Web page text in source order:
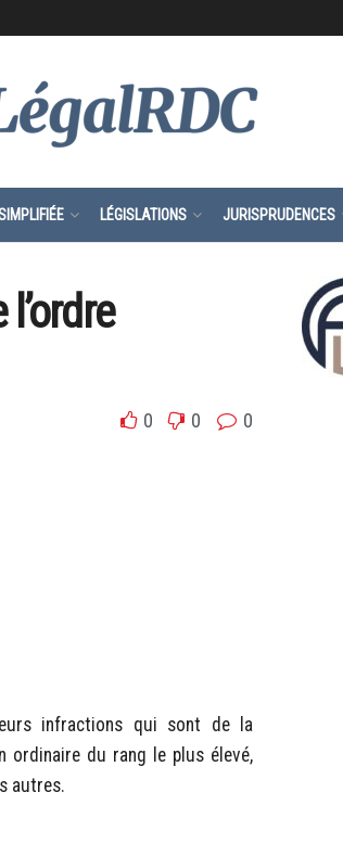
LÉGISLATIONS JURISPRUDENCES
0 0 0
infractions qui sont de la
du rang le plus élevé,
autres.